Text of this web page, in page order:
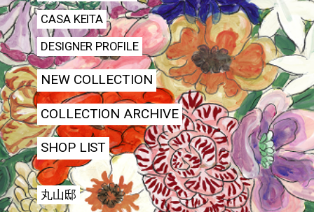
CASA KEITA
DESIGNER PROFILE
NEW COLLECTION
COLLECTION ARCHIVE
SHOP LIST
丸山邸